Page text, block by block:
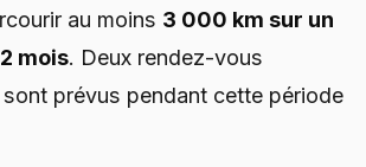
au moins 3 000 km sur un
mois. Deux rendez-vous
prévus pendant cette période